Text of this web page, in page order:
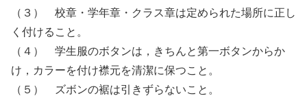
（３） 校章・学年章・クラス章は定められた場所に正し
く付けること。
（４） 学生服のボタンは，きちんと第一ボタンからか
け，カラーを付け襟元を清潔に保つこと。
（５） ズボンの裾は引きずらないこと。